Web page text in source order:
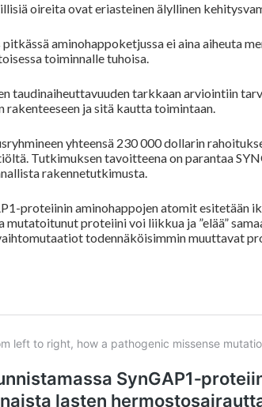
oireita ovat eriasteinen älyllinen
aminohappoketjussa ei aina aiheuta
toiminnalle tuhoisa.
taudinaiheuttavuuden tarkkaan arviointiin
ja sitä kautta toimintaan.
yhteensä 230 000 dollarin
Tutkimuksen tavoitteena on parantaa
rakennetutkimusta.
proteiinin aminohappojen atomit esitetään
mutatoitunut proteiini voi liikkua ja ”elää”
todennäköisimmin muuttavat